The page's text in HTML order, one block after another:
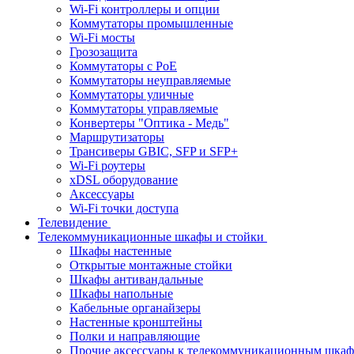
Wi-Fi контроллеры и опции
Коммутаторы промышленные
Wi-Fi мосты
Грозозащита
Коммутаторы c PoE
Коммутаторы неуправляемые
Коммутаторы уличные
Коммутаторы управляемые
Конвертеры "Оптика - Медь"
Маршрутизаторы
Трансиверы GBIC, SFP и SFP+
Wi-Fi роутеры
xDSL оборудование
Аксессуары
Wi-Fi точки доступа
Телевидение
Телекоммуникационные шкафы и стойки
Шкафы настенные
Открытые монтажные стойки
Шкафы антивандальные
Шкафы напольные
Кабельные органайзеры
Настенные кронштейны
Полки и направляющие
Прочие аксессуары к телекоммуникационным